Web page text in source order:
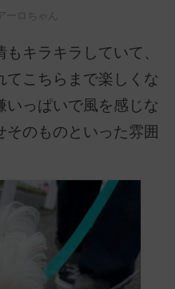
ーロちゃん
キラキラしていて、
てこちらまで楽しくな
っぱいで風を感じな
のものといった雰囲